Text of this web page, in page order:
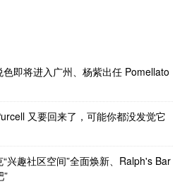
即将进入广州、杨紫出任 Pomellato
又要回来了，可能你都没发觉它
兴趣社区空间”全面焕新、Ralph's Bar
”